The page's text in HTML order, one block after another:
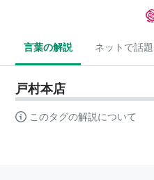
言葉の解説 ネットで話題
戸村本店
このタグの解説について